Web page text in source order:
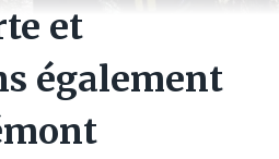
et
également